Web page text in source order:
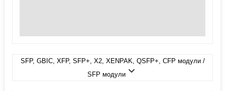
SFP, GBIC, XFP, SFP+, X2, XENPAK, QSFP+, CFP модули /
SFP модули